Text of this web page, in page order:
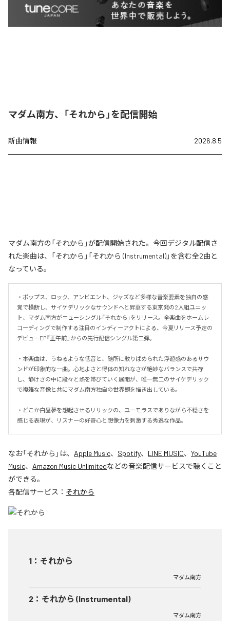
マダム南方、「それから」を配信開始
新曲情報 2026.8.5
マダム南方の「それから」が配信開始された。今回デジタル配信さ
れた楽曲は、「それから」「それから (Instrumental)」を含む全2曲と
なっている。
・ポップス、ロック、アンビエント、ジャズなど多様な音楽要素を独自の感
覚で横断し、サイケデリックなサウンドへと昇華する東京発の2人組ユニッ
ト、マダム南方がニューシングル「それから」をリリース。全楽曲をホームレ
コーディングで制作する注目のインディーアクトによる、今夏リリース予定の
デビューEP『正午前』からの先行配信シングル第二弾。
・本楽曲は、うねるような低音と、随所に散りばめられた浮遊感のあるサウ
ンドが印象的な一曲。心地よさと得体の知れなさが絶妙なバランスで共存
し、静けさの中に段々と熱を帯びていく展開が、唯一無二のサイケデリック
で複雑な音像と共にマダム南方独自の世界観を描き出している。
・どこか白昼夢を想起させるリリックの、ユーモラスでありながら不穏さを
感じる表現が、リスナーの好奇心と想像力を刺激する秀逸な作品。
なお「それから 」は、 Apple Music、 Spotify、 LINE MUSIC、 YouTube
Music、 Amazon Music Unlimitedなどの音楽配信サービスで聴くこと
ができる。
各配信サービス： それから
1 ： それから
マダム南方
2 ： それから (Instrumental)
マダム南方